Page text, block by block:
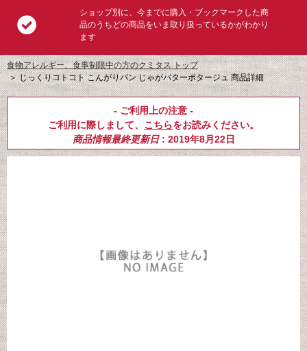
ショップ別に、今までに購入・ブックマークした商
品のうちどの商品をいま取り扱っているかがわかり
ます
食物アレルギー、食事制限中の方のクミタス トップ
＞じっくりコトコト こんがりパン じゃがバターポタージュ 商品詳細
- ご利用上の注意 -
ご利用に際しまして、 こちらをお読みください。
商品情報最終更新日: 2019年8月22日